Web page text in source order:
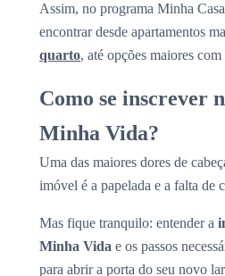
Assim, no programa Minha
encontrar desde apartamentos
quarto, até opções maiores com
Como se inscrever
Minha Vida?
Uma das maiores dores de
imóvel é a papelada e a falta de
Mas fique tranquilo: entender a
Minha Vida e os passos
para abrir a porta do seu novo